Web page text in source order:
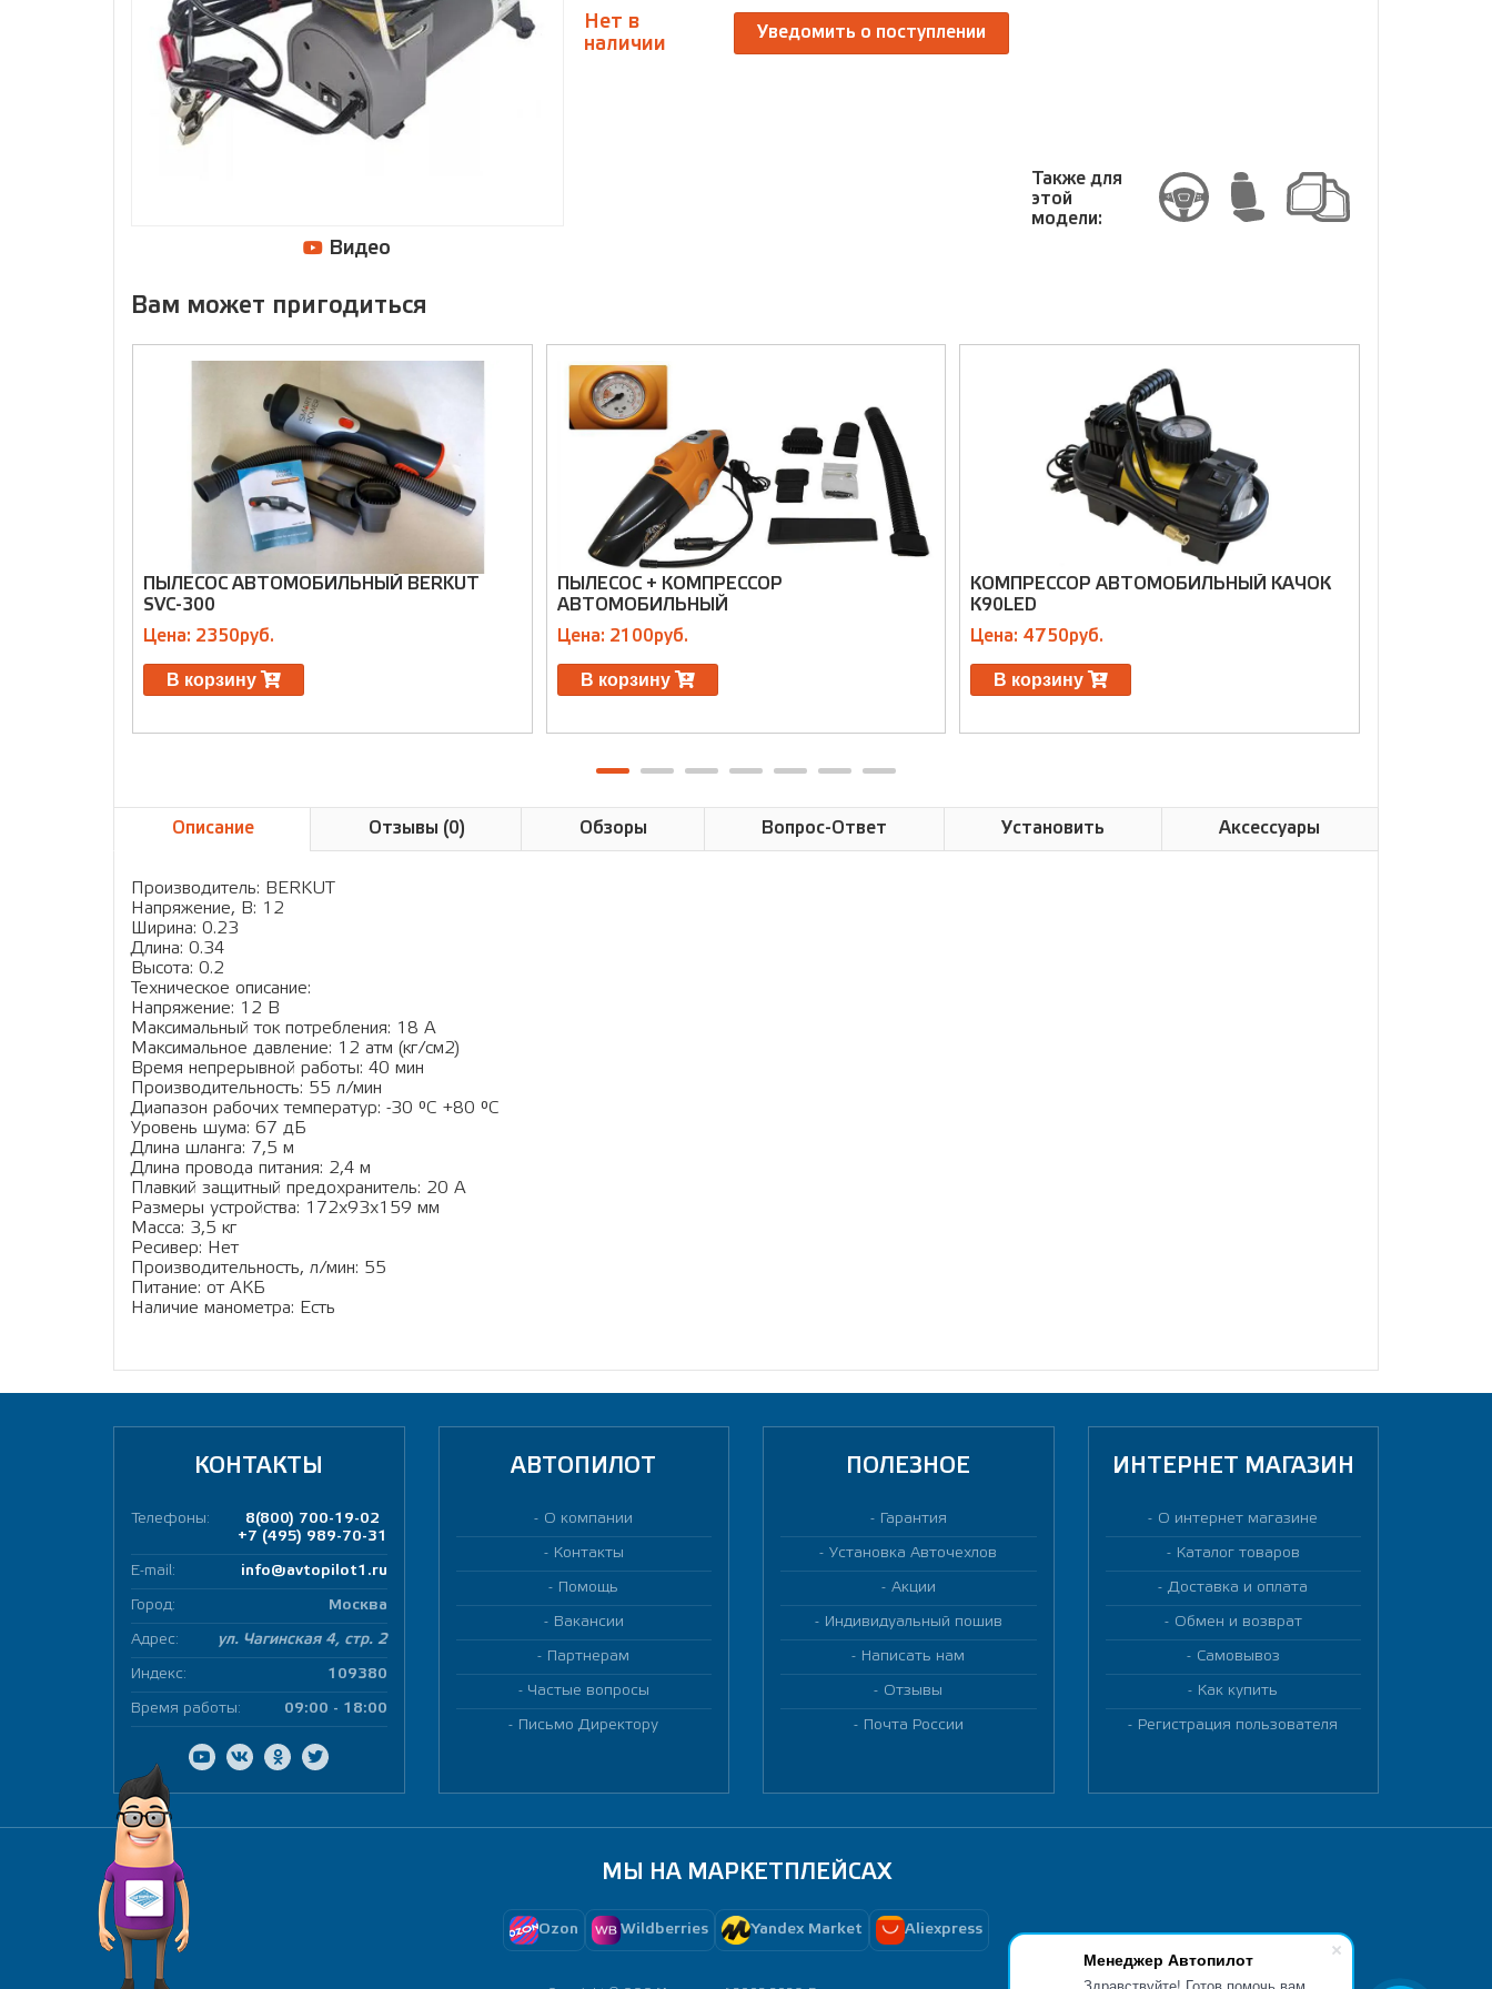
Менеджер Автопилот
Нет в
наличии
Уведомить о поступлении
Видео
Также для
этой
модели:
Вам может пригодиться
ПЫЛЕСОС АВТОМОБИЛЬНЫЙ BERKUT
SVC-300
Цена: 2350руб.
В корзину
ПЫЛЕСОС + КОМПРЕССОР
АВТОМОБИЛЬНЫЙ
Цена: 2100руб.
В корзину
КОМПРЕССОР АВТОМОБИЛЬНЫЙ КАЧОК
К90LED
Цена: 4750руб.
В корзину
Описание Отзывы (0) Обзоры Вопрос-Ответ Установить Аксессуары
Производитель: BERKUT
Напряжение, В: 12
Ширина: 0.23
Длина: 0.34
Высота: 0.2
Техническое описание:
Напряжение: 12 В
Максимальный ток потребления: 18 A
Максимальное давление: 12 атм (кг/см2)
Время непрерывной работы: 40 мин
Производительность: 55 л/мин
Диапазон рабочих температур: -30 °C +80 °C
Уровень шума: 67 дБ
Длина шланга: 7,5 м
Длина провода питания: 2,4 м
Плавкий защитный предохранитель: 20 A
Размеры устройства: 172x93x159 мм
Масса: 3,5 кг
Ресивер: Нет
Производительность, л/мин: 55
Питание: от АКБ
Наличие манометра: Есть
КОНТАКТЫ
Телефоны:
8(800) 700-19-02
+7 (495) 989-70-31
E-mail: info@avtopilot1.ru
Город: Москва
Адрес: ул. Чагинская 4, стр. 2
Индекс: 109380
Время работы: 09:00 - 18:00
АВТОПИЛОТ
О компании
Контакты
Помощь
Вакансии
Партнерам
Частые вопросы
Письмо Директору
ПОЛЕЗНОЕ
Гарантия
Установка Авточехлов
Акции
Индивидуальный пошив
Написать нам
Отзывы
Почта России
ИНТЕРНЕТ МАГАЗИН
О интернет магазине
Каталог товаров
Доставка и оплата
Обмен и возврат
Самовывоз
Как купить
Регистрация пользователя
МЫ НА МАРКЕТПЛЕЙСАХ
Ozon Wildberries Yandex Market Aliexpress